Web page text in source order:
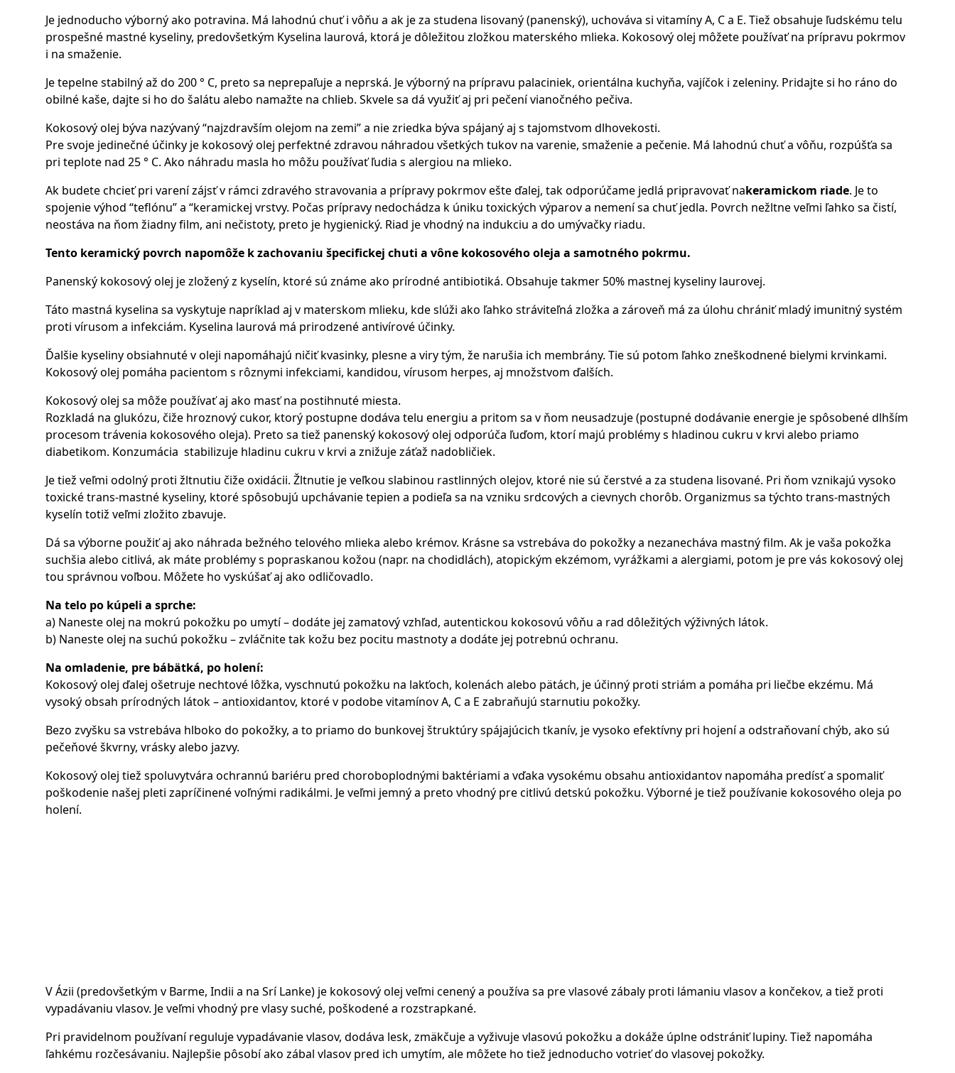
Je jednoducho výborný ako potravina. Má lahodnú chuť i vôňu a ak je za studena lisovaný (panenský), uchováva si vitamíny A, C a E. Tiež obsahuje ľudskému telu
prospešné mastné kyseliny, predovšetkým Kyselina laurová, ktorá je dôležitou zložkou materského mlieka. Kokosový olej môžete používať na prípravu pokrmov
i na smaženie.
Je tepelne stabilný až do 200 ° C, preto sa neprepaľuje a neprská. Je výborný na prípravu palaciniek, orientálna kuchyňa, vajíčok i zeleniny. Pridajte si ho ráno do
obilné kaše, dajte si ho do šalátu alebo namažte na chlieb. Skvele sa dá využiť aj pri pečení vianočného pečiva.
Kokosový olej býva nazývaný “najzdravším olejom na zemi” a nie zriedka býva spájaný aj s tajomstvom dlhovekosti.
Pre svoje jedinečné účinky je kokosový olej perfektné zdravou náhradou všetkých tukov na varenie, smaženie a pečenie. Má lahodnú chuť a vôňu, rozpúšťa sa
pri teplote nad 25 ° C. Ako náhradu masla ho môžu používať ľudia s alergiou na mlieko.
Ak budete chcieť pri varení zájsť v rámci zdravého stravovania a prípravy pokrmov ešte ďalej, tak odporúčame jedlá pripravovať nakeramickom riade. Je to
spojenie výhod “teflónu” a “keramickej vrstvy. Počas prípravy nedochádza k úniku toxických výparov a nemení sa chuť jedla. Povrch nežltne veľmi ľahko sa čistí,
neostáva na ňom žiadny film, ani nečistoty, preto je hygienický. Riad je vhodný na indukciu a do umývačky riadu.
Tento keramický povrch napomôže k zachovaniu špecifickej chuti a vône kokosového oleja a samotného pokrmu.
Panenský kokosový olej je zložený z kyselín, ktoré sú známe ako prírodné antibiotiká. Obsahuje takmer 50% mastnej kyseliny laurovej.
Táto mastná kyselina sa vyskytuje napríklad aj v materskom mlieku, kde slúži ako ľahko stráviteľná zložka a zároveň má za úlohu chrániť mladý imunitný systém
proti vírusom a infekciám. Kyselina laurová má prirodzené antivírové účinky.
Ďalšie kyseliny obsiahnuté v oleji napomáhajú ničiť kvasinky, plesne a viry tým, že narušia ich membrány. Tie sú potom ľahko zneškodnené bielymi krvinkami.
Kokosový olej pomáha pacientom s rôznymi infekciami, kandidou, vírusom herpes, aj množstvom ďalších.
Kokosový olej sa môže používať aj ako masť na postihnuté miesta.
Rozkladá na glukózu, čiže hroznový cukor, ktorý postupne dodáva telu energiu a pritom sa v ňom neusadzuje (postupné dodávanie energie je spôsobené dlhším
procesom trávenia kokosového oleja). Preto sa tiež panenský kokosový olej odporúča ľuďom, ktorí majú problémy s hladinou cukru v krvi alebo priamo
diabetikom. Konzumácia stabilizuje hladinu cukru v krvi a znižuje záťaž nadobličiek.
Je tiež veľmi odolný proti žltnutiu čiže oxidácii. Žltnutie je veľkou slabinou rastlinných olejov, ktoré nie sú čerstvé a za studena lisované. Pri ňom vznikajú vysoko
toxické trans-mastné kyseliny, ktoré spôsobujú upchávanie tepien a podieľa sa na vzniku srdcových a cievnych chorôb. Organizmus sa týchto trans-mastných
kyselín totiž veľmi zložito zbavuje.
Dá sa výborne použiť aj ako náhrada bežného telového mlieka alebo krémov. Krásne sa vstrebáva do pokožky a nezanecháva mastný film. Ak je vaša pokožka
suchšia alebo citlivá, ak máte problémy s popraskanou kožou (napr. na chodidlách), atopickým ekzémom, vyrážkami a alergiami, potom je pre vás kokosový olej
tou správnou voľbou. Môžete ho vyskúšať aj ako odličovadlo.
Na telo po kúpeli a sprche:
a) Naneste olej na mokrú pokožku po umytí – dodáte jej zamatový vzhľad, autentickou kokosovú vôňu a rad dôležitých výživných látok.
b) Naneste olej na suchú pokožku – zvláčnite tak kožu bez pocitu mastnoty a dodáte jej potrebnú ochranu.
Na omladenie, pre bábätká, po holení:
Kokosový olej ďalej ošetruje nechtové lôžka, vyschnutú pokožku na lakťoch, kolenách alebo pätách, je účinný proti striám a pomáha pri liečbe ekzému. Má
vysoký obsah prírodných látok – antioxidantov, ktoré v podobe vitamínov A, C a E zabraňujú starnutiu pokožky.
Bezo zvyšku sa vstrebáva hlboko do pokožky, a to priamo do bunkovej štruktúry spájajúcich tkanív, je vysoko efektívny pri hojení a odstraňovaní chýb, ako sú
pečeňové škvrny, vrásky alebo jazvy.
Kokosový olej tiež spoluvytvára ochrannú bariéru pred choroboplodnými baktériami a vďaka vysokému obsahu antioxidantov napomáha predísť a spomaliť
poškodenie našej pleti zapríčinené voľnými radikálmi. Je veľmi jemný a preto vhodný pre citlivú detskú pokožku. Výborné je tiež používanie kokosového oleja po
holení.
V Ázii (predovšetkým v Barme, Indii a na Srí Lanke) je kokosový olej veľmi cenený a používa sa pre vlasové zábaly proti lámaniu vlasov a končekov, a tiež proti
vypadávaniu vlasov. Je veľmi vhodný pre vlasy suché, poškodené a rozstrapkané.
Pri pravidelnom používaní reguluje vypadávanie vlasov, dodáva lesk, zmäkčuje a vyživuje vlasovú pokožku a dokáže úplne odstrániť lupiny. Tiež napomáha
ľahkému rozčesávaniu. Najlepšie pôsobí ako zábal vlasov pred ich umytím, ale môžete ho tiež jednoducho votrieť do vlasovej pokožky.